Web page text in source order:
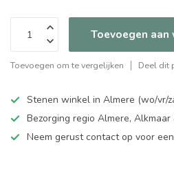
Toevoegen
Toevoegen om te vergelijken Deel dit
Stenen winkel in Almere (wo/vr/
Bezorging regio Almere,
Neem gerust contact op voor